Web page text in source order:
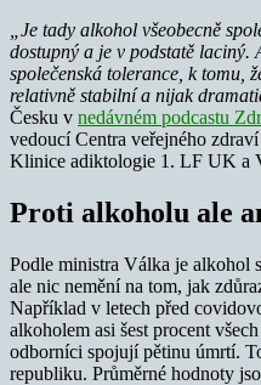
„Je tady alkohol všeobecně
dostupný a je v podstatě laciný.
společenská tolerance, k tomu,
relativně stabilní a nijak
Česku v nedávném podcastu
vedoucí Centra veřejného
Klinice adiktologie 1. LF UK a
Proti alkoholu ale
Podle ministra Válka je alkohol
ale nic nemění na tom, jak
Například v letech před
alkoholem asi šest procent
odborníci spojují pětinu úmrtí.
republiku. Průměrné hodnoty